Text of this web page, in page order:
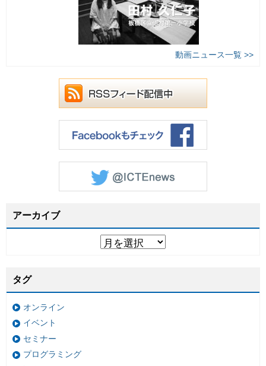
動画ニュース一覧 >>
アーカイブ
タグ
オンライン
イベント
セミナー
プログラミング